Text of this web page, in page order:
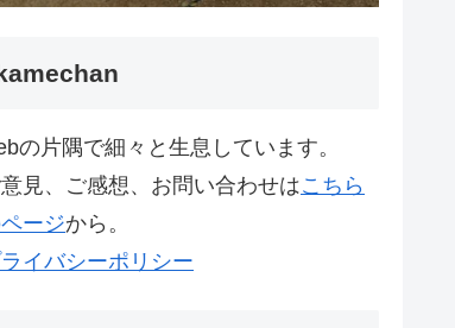
の片隅で細々と生息しています。
見、ご感想、お問い合わせはこちら
ージから。
イバシーポリシー